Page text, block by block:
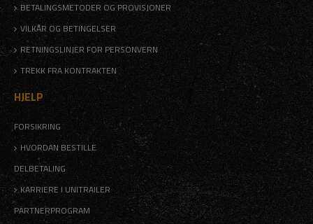
BETALINGSMETODER OG PROVISJONER
VILKÅR OG BETINGELSER
RETNINGSLINJER FOR PERSONVERN
TREKK FRA KONTRAKTEN
HJELP
FORSIKRING
HVORDAN BESTILLE
DELBETALING
KARRIERE I UNITRAILER
PARTNERPROGRAM